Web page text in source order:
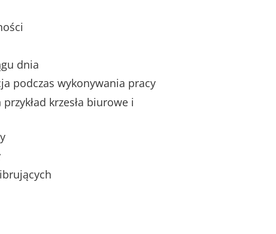
dnia
podczas wykonywania pracy
krzesła biurowe i